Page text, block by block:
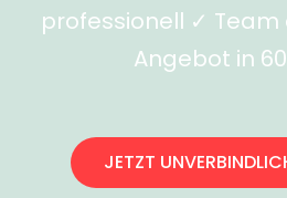
professionell ✓ Team
Angebot in
JETZT